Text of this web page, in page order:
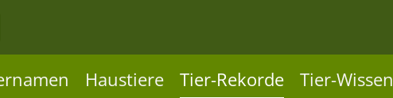
Haustiere Tier-Rekorde Tier-Wissen